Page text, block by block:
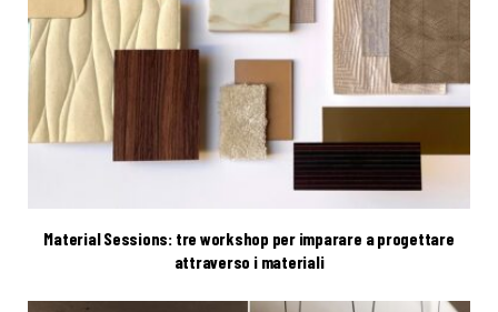
Material Sessions: tre workshop per imparare a progettare
attraverso i materiali